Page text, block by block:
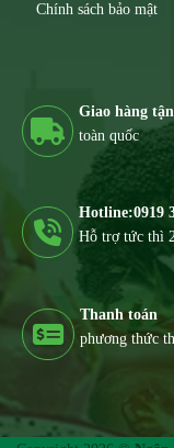
Chính sách bảo mật
Giao hàng
toàn quốc
Hotline:0919
Hỗ trợ tức thì
Thanh toán
phương thức